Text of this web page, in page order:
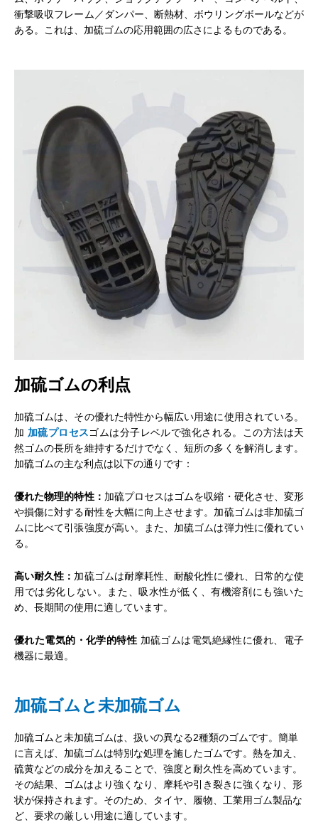
衝撃吸収フレーム／ダンパー、断熱材、ボウリングボールなどが
ある。これは、加硫ゴムの応用範囲の広さによるものである。
加硫ゴムの利点
加硫ゴムは、その優れた特性から幅広い用途に使用されている。
加 加硫プロセス ゴムは分子レベルで強化される。この方法は天
然ゴムの長所を維持するだけでなく、短所の多くを解消します。
加硫ゴムの主な利点は以下の通りです：
優れた物理的特性： 加硫プロセスはゴムを収縮・硬化させ、変形
や損傷に対する耐性を大幅に向上させます。加硫ゴムは非加硫ゴ
ムに比べて引張強度が高い。また、加硫ゴムは弾力性に優れてい
る。
高い耐久性： 加硫ゴムは耐摩耗性、耐酸化性に優れ、日常的な使
用では劣化しない。また、吸水性が低く、有機溶剤にも強いた
め、長期間の使用に適しています。
優れた電気的・化学的特性 加硫ゴムは電気絶縁性に優れ、電子
機器に最適。
加硫ゴムと未加硫ゴム
加硫ゴムと未加硫ゴムは、扱いの異なる2種類のゴムです。簡単
に言えば、加硫ゴムは特別な処理を施したゴムです。熱を加え、
硫黄などの成分を加えることで、強度と耐久性を高めています。
その結果、ゴムはより強くなり、摩耗や引き裂きに強くなり、形
状が保持されます。そのため、タイヤ、履物、工業用ゴム製品な
ど、要求の厳しい用途に適しています。